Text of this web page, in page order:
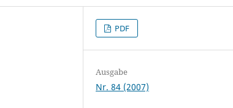
PDF
Ausgabe
Nr. 84 (2007)